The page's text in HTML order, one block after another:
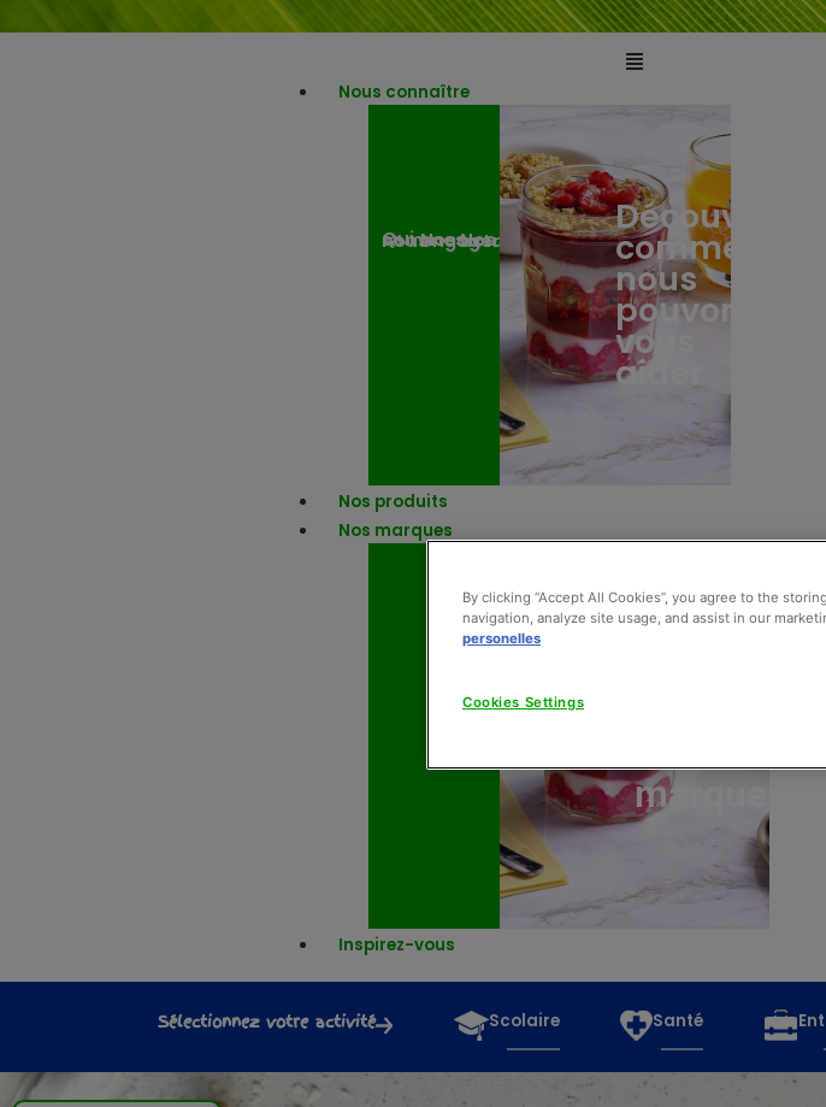
Nous connaître
Qui sommes-nous ? Nos engagements
Nos actualités
Découvrez
comment
nous
pouvons
vous
aider
Nos produits
Nos marques
les
marques
Inspirez-vous
Sélectionnez votre activité Scolaire Santé
By clicking “Accept All Cookies”, you agree to the
navigation, analyze site usage, and assist in our
personelles
Cookies Settings